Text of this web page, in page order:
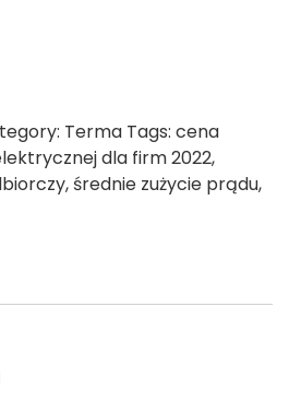
Terma Tags: cena
dla firm 2022,
, średnie zużycie prądu,